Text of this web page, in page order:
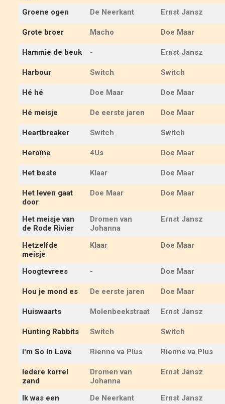
Groene ogen De Neerkant Ernst Jansz
Grote broer Macho Doe Maar
Hammie de beuk - Ernst Jansz
Harbour Switch Switch
Hé hé Doe Maar Doe Maar
Hé meisje De eerste jaren Doe Maar
Heartbreaker Switch Switch
Heroïne 4Us Doe Maar
Het beste Klaar Doe Maar
Het leven gaat
door
Doe Maar Doe Maar
Het meisje van
de Rode Rivier
Dromen van
Johanna
Ernst Jansz
Hetzelfde
meisje
Klaar Doe Maar
Hoogtevrees - Doe Maar
Hou je mond es De eerste jaren Doe Maar
Huiswaarts Molenbeekstraat Ernst Jansz
Hunting Rabbits Switch Switch
I'm So In Love Rienne va Plus Rienne va Plus
Iedere korrel
zand
Dromen van
Johanna
Ernst Jansz
Ik was een
De Neerkant Ernst Jansz